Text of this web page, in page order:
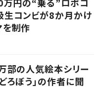
コンビが8か月かけ
を制作
部の人気絵本シリー
ろぼう」の作者に聞